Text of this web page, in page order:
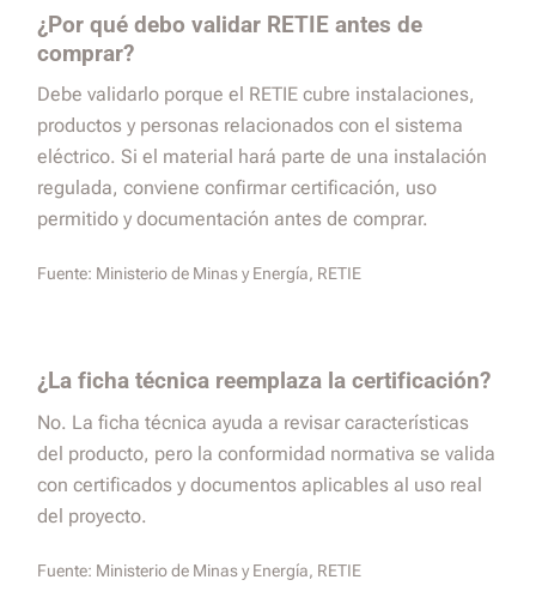
¿Por qué debo validar RETIE antes de
comprar?
Debe validarlo porque el RETIE cubre instalaciones,
productos y personas relacionados con el sistema
eléctrico. Si el material hará parte de una instalación
regulada, conviene confirmar certificación, uso
permitido y documentación antes de comprar.
Fuente: Ministerio de Minas y Energía, RETIE
¿La ficha técnica reemplaza la certificación?
No. La ficha técnica ayuda a revisar características
del producto, pero la conformidad normativa se valida
con certificados y documentos aplicables al uso real
del proyecto.
Fuente: Ministerio de Minas y Energía, RETIE